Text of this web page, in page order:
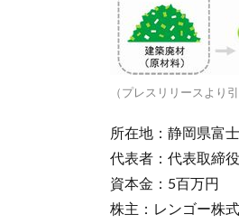
（プレスリリースより引
所在地：静岡県富
代表者：代表取締
資本金：5百万円
株主：レンゴー株